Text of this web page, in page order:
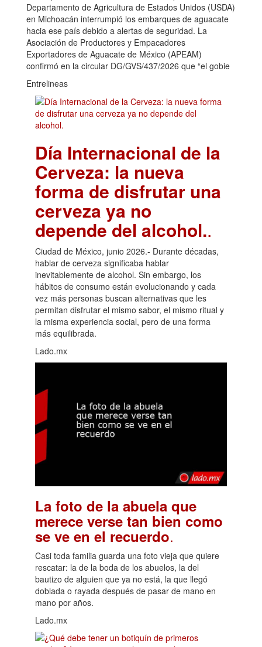
Departamento de Agricultura de Estados Unidos (USDA)
en Michoacán interrumpió los embarques de aguacate
hacia ese país debido a alertas de seguridad. La
Asociación de Productores y Empacadores
Exportadores de Aguacate de México (APEAM)
confirmó en la circular DG/GVS/437/2026 que “el gobie
Entrelineas
Día Internacional de la
Cerveza: la nueva
forma de disfrutar una
cerveza ya no
depende del alcohol..
Ciudad de México, junio 2026.- Durante décadas,
hablar de cerveza significaba hablar
inevitablemente de alcohol. Sin embargo, los
hábitos de consumo están evolucionando y cada
vez más personas buscan alternativas que les
permitan disfrutar el mismo sabor, el mismo ritual y
la misma experiencia social, pero de una forma
más equilibrada.
Lado.mx
La foto de la abuela que
merece verse tan bien como
se ve en el recuerdo.
Casi toda familia guarda una foto vieja que quiere
rescatar: la de la boda de los abuelos, la del
bautizo de alguien que ya no está, la que llegó
doblada o rayada después de pasar de mano en
mano por años.
Lado.mx